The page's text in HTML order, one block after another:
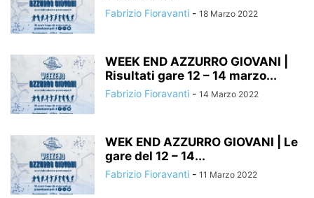
Fabrizio Fioravanti - 18 Marzo 2022
WEEK END AZZURRO GIOVANI |
Risultati gare 12 – 14 marzo...
Fabrizio Fioravanti - 14 Marzo 2022
WEK END AZZURRO GIOVANI | Le
gare del 12 – 14...
Fabrizio Fioravanti - 11 Marzo 2022